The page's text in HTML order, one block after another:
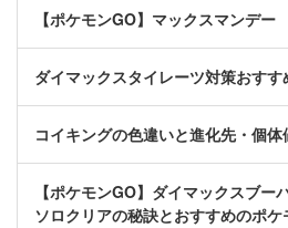
【ポケモンGO】マックスマンデー
ダイマックスタイレーツ対策おすす
コイキングの色違いと進化先・個体
【ポケモンGO】ダイマックスブー
ソロクリアの秘訣とおすすめのポ